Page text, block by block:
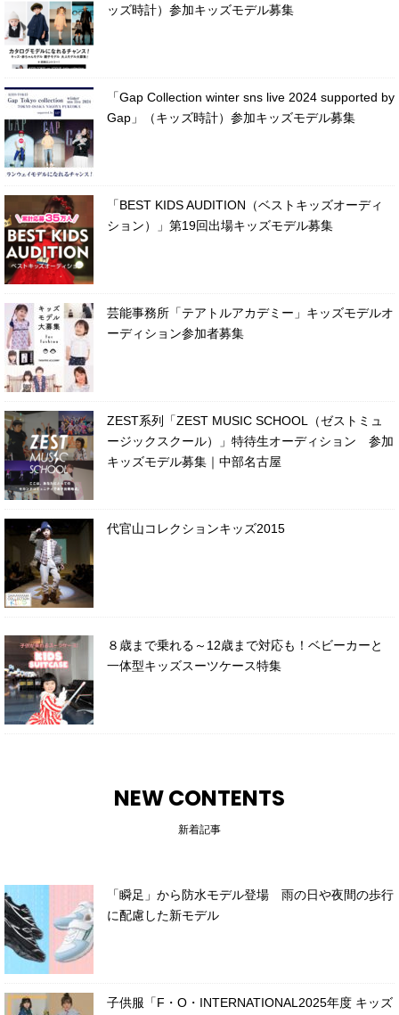
ッズ時計）参加キッズモデル募集
「Gap Collection winter sns live 2024 supported by
Gap」（キッズ時計）参加キッズモデル募集
「BEST KIDS AUDITION（ベストキッズオーディ
ション）」第19回出場キッズモデル募集
芸能事務所「テアトルアカデミー」キッズモデルオ
ーディション参加者募集
ZEST系列「ZEST MUSIC SCHOOL（ゼストミュ
ージックスクール）」特待生オーディション 参加
キッズモデル募集｜中部名古屋
代官山コレクションキッズ2015
８歳まで乗れる～12歳まで対応も！ベビーカーと
一体型キッズスーツケース特集
NEW CONTENTS
新着記事
「瞬足」から防水モデル登場 雨の日や夜間の歩行
に配慮した新モデル
子供服「F・O・INTERNATIONAL2025年度 キッズ